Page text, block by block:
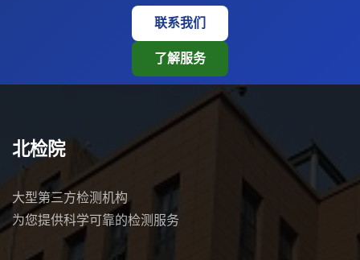
联系我们
了解服务
北检院
大型第三方检测机构
为您提供科学可靠的检测服务